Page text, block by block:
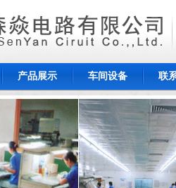
产品展示 车间设备 联